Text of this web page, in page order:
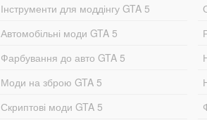
Інструменти для моддінгу GTA 5
Автомобільні моди GTA 5
Фарбування до авто GTA 5
Моди на зброю GTA 5
Скриптові моди GTA 5